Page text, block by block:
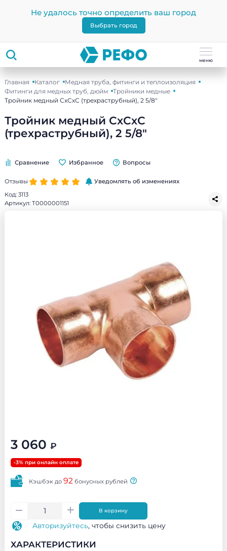
Не удалось точно определить ваш город
Выбрать город
меню
Главная Каталог
Медная труба, фитинги и теплоизоляция
Фитинги для медных труб, дюйм
Тройники медные
Тройник медный СхСхС (трехраструбный), 2 5/8"
Тройник медный СхСхС
(трехраструбный), 2 5/8"
Сравнение Избранное Вопросы
Отзывы
Уведомлять об изменениях
Код: 3113
Артикул: Т0000001151
3 060 ₽
-3% при онлайн оплате
Кэшбэк до 92 бонусных рублей
В корзину
Авторизуйтесь, чтобы снизить цену
ХАРАКТЕРИСТИКИ